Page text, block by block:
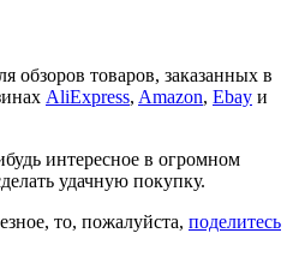
обзоров товаров, заказанных в
AliExpress, Amazon, Ebay и
интересное в огромном
удачную покупку.
то, пожалуйста, поделитесь